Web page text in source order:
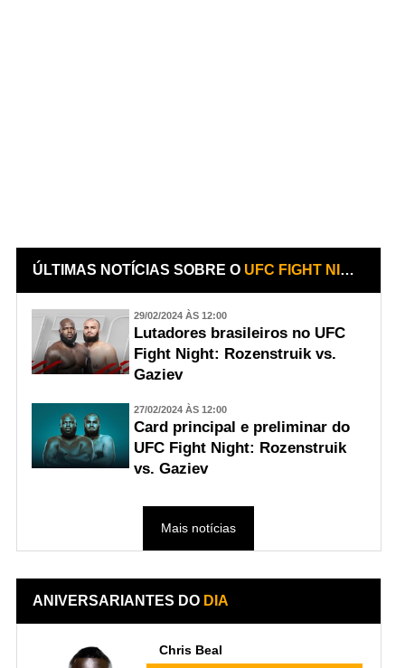
ÚLTIMAS NOTÍCIAS SOBRE O UFC FIGHT NIGHT: ROZENSTRUIK VS. GAZIEV
29/02/2024 ÀS 12:00
Lutadores brasileiros no UFC
Fight Night: Rozenstruik vs.
Gaziev
27/02/2024 ÀS 12:00
Card principal e preliminar do
UFC Fight Night: Rozenstruik
vs. Gaziev
Mais notícias
ANIVERSARIANTES DO DIA
Chris Beal